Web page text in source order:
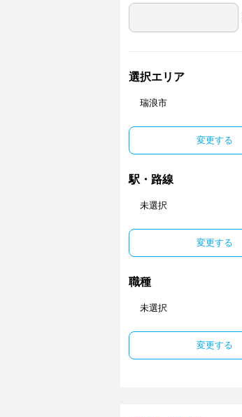
選択エリア
瑞浪市
変更する
駅・路線
未選択
変更する
職種
未選択
変更する